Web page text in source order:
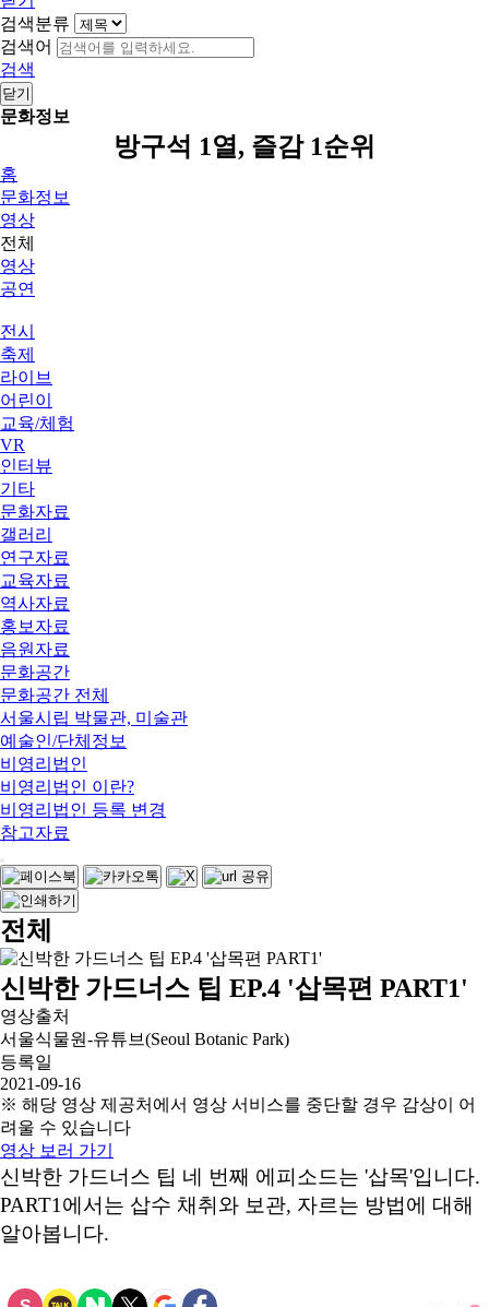
검색분류
검색어
검색
닫기
문화정보
방구석 1열, 즐감 1순위
홈
문화정보
영상
전체
영상
공연
전시
축제
라이브
어린이
교육/체험
VR
인터뷰
기타
문화자료
갤러리
연구자료
교육자료
역사자료
홍보자료
음원자료
문화공간
문화공간 전체
서울시립 박물관, 미술관
예술인/단체정보
비영리법인
비영리법인 이란?
비영리법인 등록 변경
참고자료
전체
신박한 가드너스 팁 EP.4 '삽목편 PART1'
영상출처
서울식물원-유튜브(Seoul Botanic Park)
등록일
2021-09-16
※ 해당 영상 제공처에서 영상 서비스를 중단할 경우 감상이 어
려울 수 있습니다
영상 보러 가기
신박한 가드너스 팁 네 번째 에피소드는 '삽목'입니다.
PART1에서는 삽수 채취와 보관, 자르는 방법에 대해
알아봅니다.